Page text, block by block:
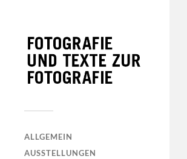
ALLGEMEIN
AUSSTELLUNGEN